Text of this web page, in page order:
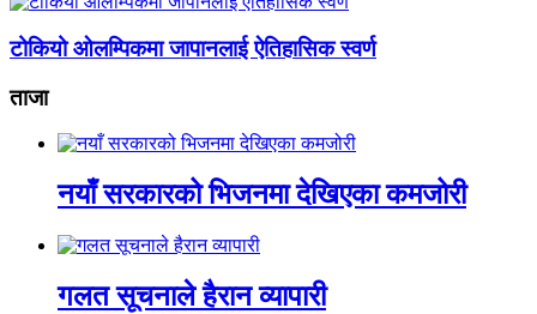
टोकियो ओलम्पिकमा जापानलाई ऐतिहासिक स्वर्ण
ताजा
नयाँ सरकारको भिजनमा देखिएका कमजोरी
गलत सूचनाले हैरान व्यापारी